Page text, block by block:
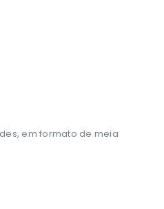
em formato de meia